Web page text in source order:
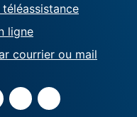
ligne
courrier ou mail